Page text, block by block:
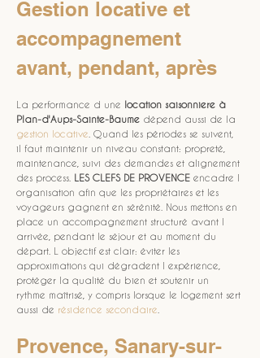
Gestion locative et
accompagnement
avant, pendant, après
La performance d une location saisonniere à
Plan-d'Aups-Sainte-Baume dépend aussi de la
gestion locative . Quand les périodes se suivent,
il faut maintenir un niveau constant: propreté,
maintenance, suivi des demandes et alignement
des process. LES CLEFS DE PROVENCE encadre l
organisation afin que les propriétaires et les
voyageurs gagnent en sérénité. Nous mettons en
place un accompagnement structuré avant l
arrivée, pendant le séjour et au moment du
départ. L objectif est clair: éviter les
approximations qui dégradent l expérience,
protéger la qualité du bien et soutenir un
rythme maîtrisé, y compris lorsque le logement sert
aussi de résidence secondaire
Provence, Sanary-sur-